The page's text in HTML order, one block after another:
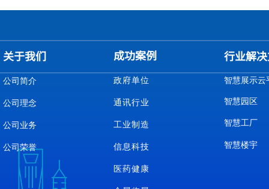
关于我们
公司简介
公司理念
公司业务
公司荣誉
成功案例
政府单位
通讯行业
工业制造
信息科技
医药健康
行业解
智慧展示云
智慧园区
智慧工厂
智慧楼宇